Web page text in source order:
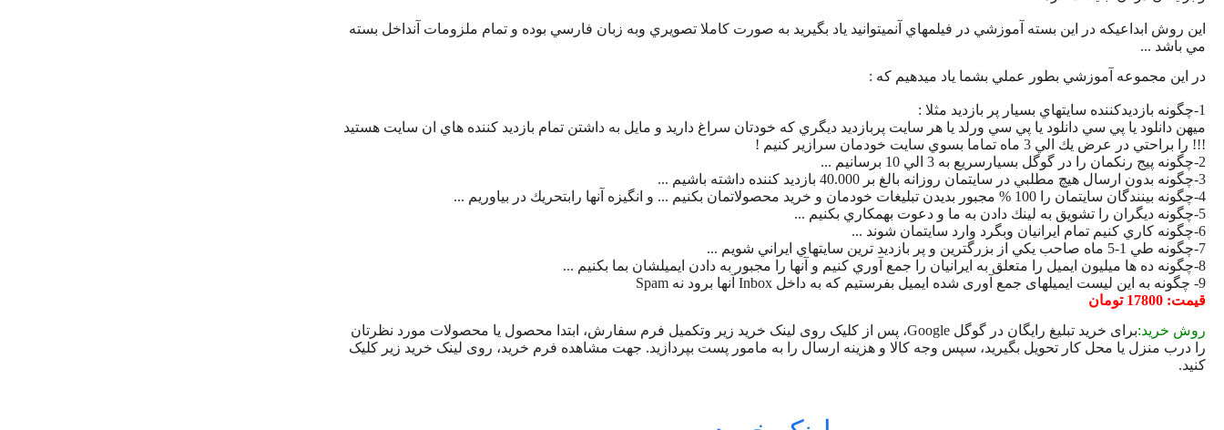
اين روش ابداعيكه در اين بسته آموزشي در فيلمهاي آنميتوانيد ياد بگيريد به صورت كاملا تصويري وبه زبان فارسي بوده و تمام ملزومات آنداخل بسته
مي باشد ...
در اين مجموعه آموزشي بطور عملي بشما ياد ميدهيم که :
1-چگونه بازديدكننده سايتهاي بسيار پر بازديد مثلا :
ميهن دانلود يا پي سي دانلود يا پي سي ورلد يا هر سايت پربازديد ديگري كه خودتان سراغ داريد و مايل به داشتن تمام بازديد كننده هاي ان سايت هستيد
!!! را براحتي در عرض يك الي 3 ماه تماما بسوي سايت خودمان سرازير كنيم !
2-چگونه پيج رنكمان را در گوگل بسيارسريع به 3 الي 10 برسانيم ...
3-چگونه بدون ارسال هيچ مطلبي در سايتمان روزانه بالغ بر 40.000 بازديد كننده داشته باشيم ...
4-چگونه بينندگان سايتمان را 100 % مجبور بديدن تبليغات خودمان و خريد محصولاتمان بكنيم ... و انگيزه آنها رابتحريك در بياوريم ...
5-چگونه ديگران را تشويق به لينك دادن به ما و دعوت بهمكاري بكنيم ...
6-چگونه كاري كنيم تمام ايرانيان وبگرد وارد سايتمان شوند ...
7-چگونه طي 1-5 ماه صاحب يكي از بزرگترين و پر بازديد ترين سايتهاي ايراني شويم ...
8-چگونه ده ها ميليون ايميل را متعلق به ايرانيان را جمع آوري كنيم و آنها را مجبور به دادن ايميلشان بما بكنيم ...
9- چگونه به این لیست ایمیلهای جمع آوری شده ایمیل بفرستیم که به داخل Inbox آنها برود نه Spam
قیمت: 17800 تومان
روش خرید:
برای خرید تبليغ رايگان در گوگل Google، پس از کلیک روی لینک خرید زیر وتکمیل فرم سفارش، ابتدا محصول یا محصولات مورد نظرتان
را درب منزل یا محل کار تحویل بگیرید، سپس وجه کالا و هزینه ارسال را به مامور پست بپردازید. جهت مشاهده فرم خرید، روی لینک خرید زیر کلیک
کنید.